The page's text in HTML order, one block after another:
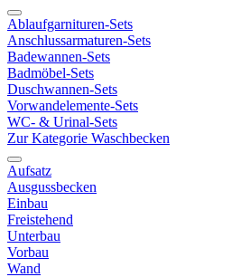
Ablaufgarnituren-Sets
Anschlussarmaturen-Sets
Badewannen-Sets
Badmöbel-Sets
Duschwannen-Sets
Vorwandelemente-Sets
WC- & Urinal-Sets
Zur Kategorie Waschbecken
Aufsatz
Ausgussbecken
Einbau
Freistehend
Unterbau
Vorbau
Wand